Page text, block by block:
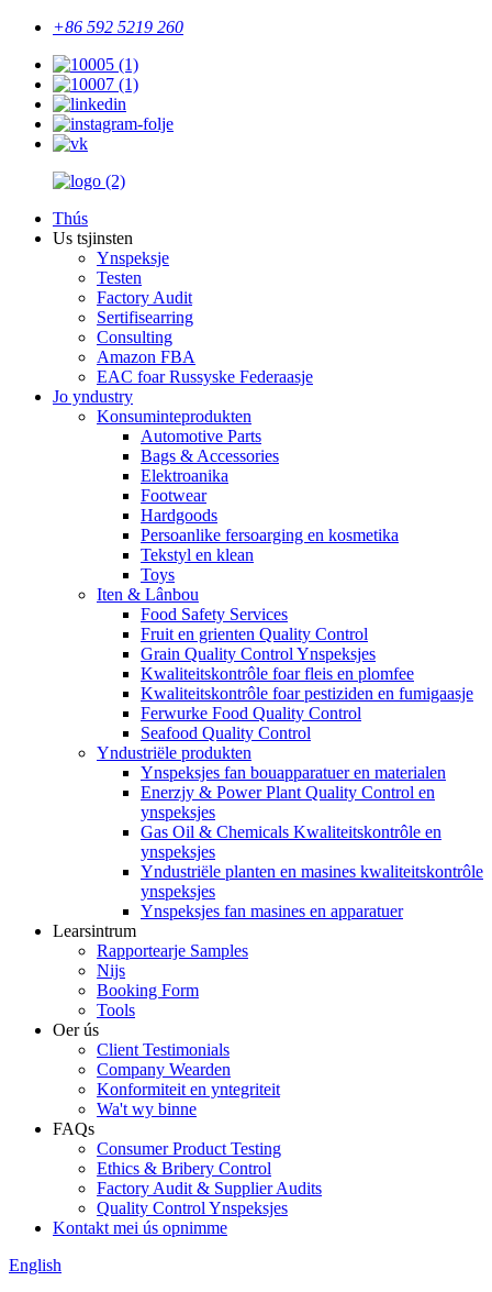
+86 592 5219 260
Thús
Us tsjinsten
Ynspeksje
Testen
Factory Audit
Sertifisearring
Consulting
Amazon FBA
EAC foar Russyske Federaasje
Jo yndustry
Konsuminteprodukten
Automotive Parts
Bags & Accessories
Elektroanika
Footwear
Hardgoods
Persoanlike fersoarging en kosmetika
Tekstyl en klean
Toys
Iten & Lânbou
Food Safety Services
Fruit en grienten Quality Control
Grain Quality Control Ynspeksjes
Kwaliteitskontrôle foar fleis en plomfee
Kwaliteitskontrôle foar pestiziden en fumigaasje
Ferwurke Food Quality Control
Seafood Quality Control
Yndustriële produkten
Ynspeksjes fan bouapparatuer en materialen
Enerzjy & Power Plant Quality Control en
ynspeksjes
Gas Oil & Chemicals Kwaliteitskontrôle en
ynspeksjes
Yndustriële planten en masines kwaliteitskontrôle
ynspeksjes
Ynspeksjes fan masines en apparatuer
Learsintrum
Rapportearje Samples
Nijs
Booking Form
Tools
Oer ús
Client Testimonials
Company Wearden
Konformiteit en yntegriteit
Wa't wy binne
FAQs
Consumer Product Testing
Ethics & Bribery Control
Factory Audit & Supplier Audits
Quality Control Ynspeksjes
Kontakt mei ús opnimme
English